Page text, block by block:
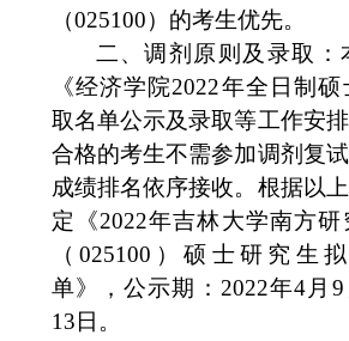
（025100）的考生优先。
二、调剂原则及录取：
《经济学院2022年全日制硕
取名单公示及录取等工作安
合格的考生不需参加调剂复
成绩排名依序接收。根据以
定《2022年吉林大学南方
（025100）硕士研究生
单》，公示期： 2022年4 月 9
13日。